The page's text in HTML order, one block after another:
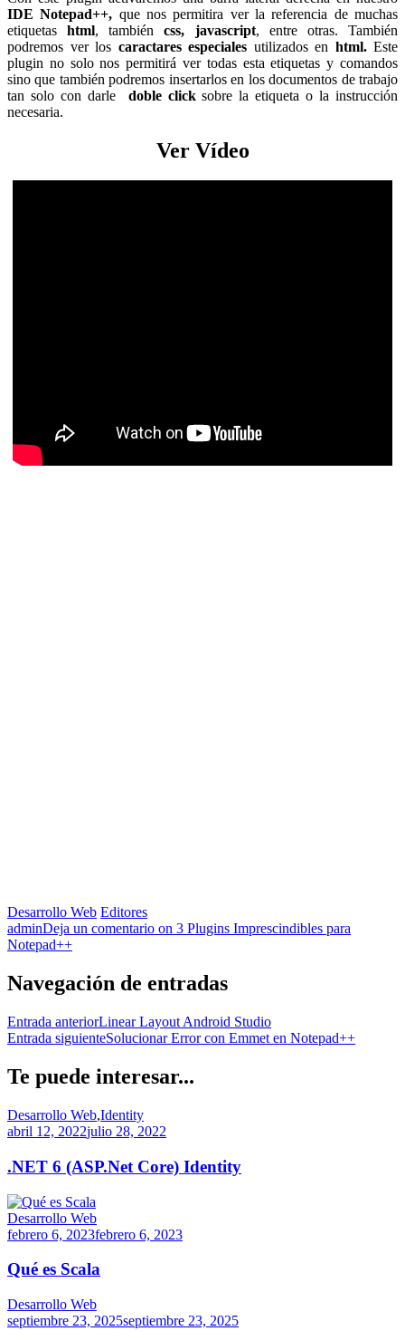
IDE Notepad++, que nos permitira ver la referencia de muchas
etiquetashtml, tambiéncss, javascript, entre otras. También
podremos ver los caractares especiales utilizados en html.Este
plugin no solo nos permitirá ver todas esta etiquetas y comandos
sino que también podremos insertarlos en los documentos de trabajo
tan solo con darle
doble clicksobre la etiqueta o la instrucción
necesaria.
Ver Vídeo
Desarrollo Web Editores
adminDeja un comentario on 3 Plugins Imprescindibles para
Notepad++
Navegación de entradas
Entrada anteriorLinear Layout Android Studio
Entrada siguienteSolucionar Error con Emmet en Notepad++
Te puede interesar...
Desarrollo Web,Identity
abril 12, 2022julio 28, 2022
.NET 6 (ASP.Net Core) Identity
Desarrollo Web
febrero 6, 2023febrero 6, 2023
Qué es Scala
Desarrollo Web
septiembre 23, 2025septiembre 23, 2025